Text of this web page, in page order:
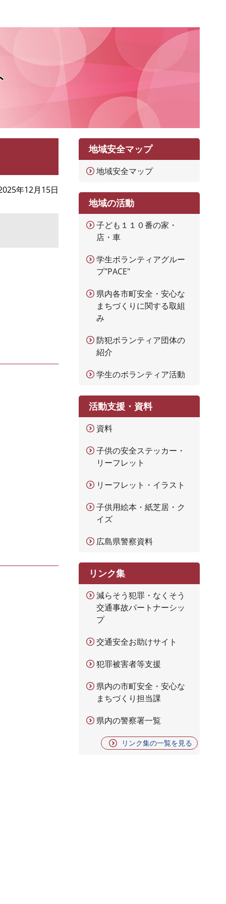
年12月15日
地域安全マップ
地域安全マップ
地域の活動
子ども１１０番の家・
店・車
学生ボランティアグルー
プ"PACE"
県内各市町安全・安心な
まちづくりに関する取組
み
防犯ボランティア団体の
紹介
学生のボランティア活動
活動支援・資料
資料
子供の安全ステッカー・
リーフレット
リーフレット・イラスト
子供用絵本・紙芝居・ク
イズ
広島県警察資料
リンク集
減らそう犯罪・なくそう
交通事故パートナーシッ
プ
交通安全お助けサイト
犯罪被害者等支援
県内の市町安全・安心な
まちづくり担当課
県内の警察署一覧
リンク集の一覧を見る